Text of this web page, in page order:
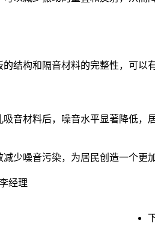
结构和隔音材料的完整性，可以
音材料后，噪音水平显著降低，
少噪音污染，为居民创造一个更
经理